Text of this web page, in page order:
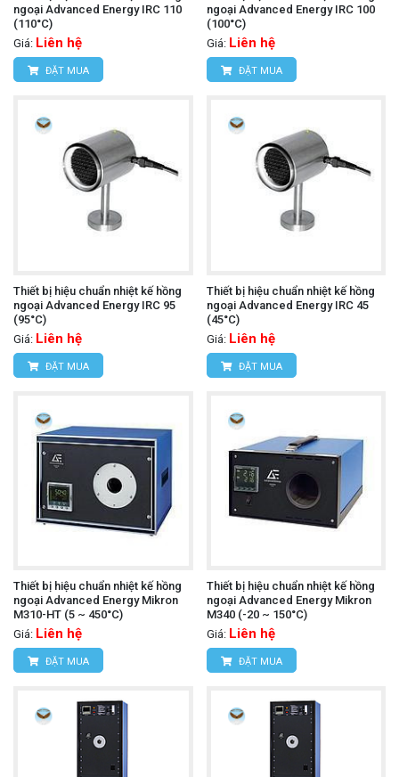
ngoại Advanced Energy IRC 110
(110°C)
Giá: Liên hệ
ĐẶT MUA
ngoại Advanced Energy IRC 100
(100°C)
Giá: Liên hệ
ĐẶT MUA
Thiết bị hiệu chuẩn nhiệt kế hồng
ngoại Advanced Energy IRC 95
(95°C)
Giá: Liên hệ
ĐẶT MUA
Thiết bị hiệu chuẩn nhiệt kế hồng
ngoại Advanced Energy IRC 45
(45°C)
Giá: Liên hệ
ĐẶT MUA
Thiết bị hiệu chuẩn nhiệt kế hồng
ngoại Advanced Energy Mikron
M310-HT (5 ~ 450°C)
Giá: Liên hệ
ĐẶT MUA
Thiết bị hiệu chuẩn nhiệt kế hồng
ngoại Advanced Energy Mikron
M340 (-20 ~ 150°C)
Giá: Liên hệ
ĐẶT MUA